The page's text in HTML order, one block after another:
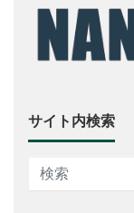
サイト内検索